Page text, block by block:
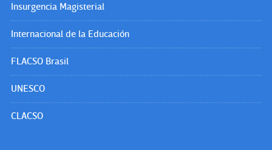
Insurgencia Magisterial
Internacional de la Educación
FLACSO Brasil
UNESCO
CLACSO